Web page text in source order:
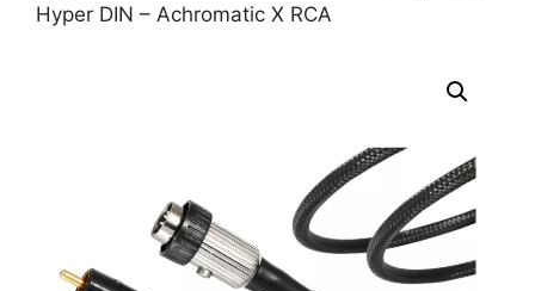
Hyper DIN – Achromatic X RCA